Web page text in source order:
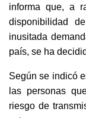
informa que, a
disponibilidad
inusitada
país, se ha
Según se indicó
las personas
riesgo de